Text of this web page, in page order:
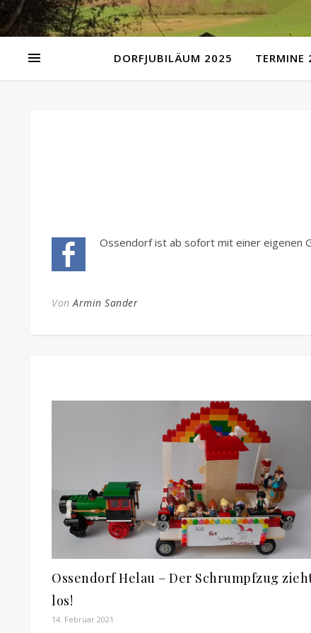
DORFJUBILÄUM 2025 TERMINE
Ossendorf ist ab sofort mit einer eigenen
VonArmin Sander
Ossendorf Helau – Der Schrumpfzug
los!
14. Februar 2021